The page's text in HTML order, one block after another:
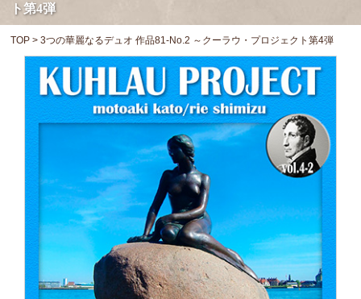
ト第4弾
TOP > 3つの華麗なるデュオ 作品81-No.2 ～クーラウ・プロジェクト第4弾